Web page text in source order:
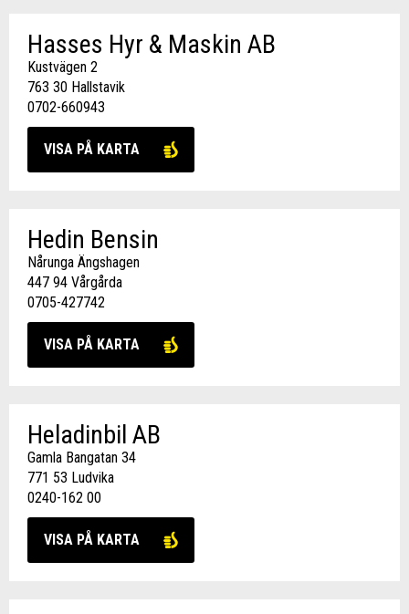
Hasses Hyr & Maskin AB
Kustvägen 2
763 30 Hallstavik
0702-660943
VISA PÅ KARTA
Hedin Bensin
Nårunga Ängshagen
447 94 Vårgårda
0705-427742
VISA PÅ KARTA
Heladinbil AB
Gamla Bangatan 34
771 53 Ludvika
0240-162 00
VISA PÅ KARTA